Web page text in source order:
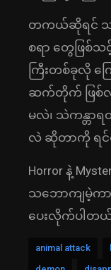
တကယ်ဆိုရင် သ
စရာ တွေဖြ
ကြီးတစ်ခုလို က
ဆက်တိုက် ဖြစ်
မလဲ၊ သဲကန္တာ
လဲ ဆိုတာကို ရင်
Horror နဲ့
သဘောကျမဲ့က
ပေးလိုက်ပါတ
animal attack